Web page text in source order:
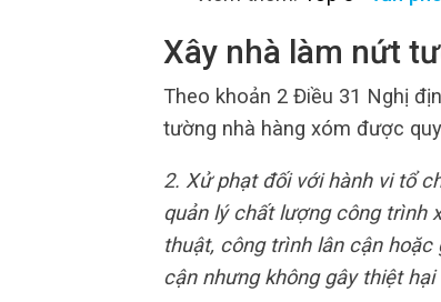
Xây nhà làm nứt
Theo khoản 2 Điều 31 Nghị
tường nhà hàng xóm được
2. Xử phạt đối với hành vi tổ
quản lý chất lượng công trình
thuật, công trình lân cận
cận nhưng không gây thiệt